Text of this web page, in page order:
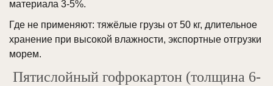
материала 3-5%.
Где не применяют: тяжёлые грузы от 50 кг, длительное
хранение при высокой влажности, экспортные отгрузки
морем.
Пятислойный гофрокартон (толщина 6-